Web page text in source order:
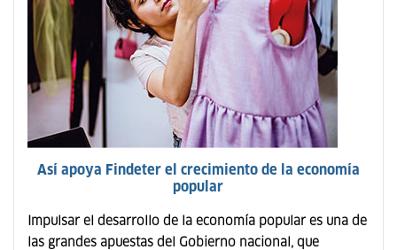
Así apoya Findeter el crecimiento de la economía
popular
Impulsar el desarrollo de la economía popular es una de
las grandes apuestas del Gobierno nacional, que